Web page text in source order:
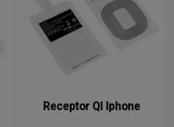
Receptor QI Iphone